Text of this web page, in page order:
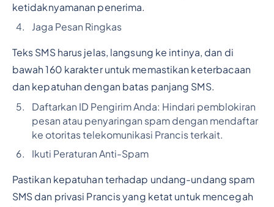
ketidaknyamanan penerima.
Jaga Pesan Ringkas
Teks SMS harus jelas, langsung ke intinya, dan di
bawah 160 karakter untuk memastikan keterbacaan
dan kepatuhan dengan batas panjang SMS.
Daftarkan ID Pengirim Anda: Hindari pemblokiran
pesan atau penyaringan spam dengan mendaftar
ke otoritas telekomunikasi Prancis terkait.
Ikuti Peraturan Anti-Spam
Pastikan kepatuhan terhadap undang-undang spam
SMS dan privasi Prancis yang ketat untuk mencegah